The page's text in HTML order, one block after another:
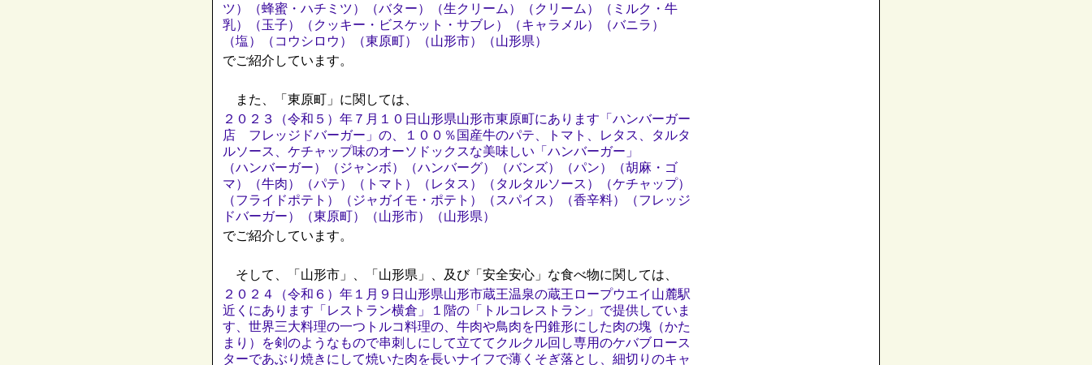
ツ）（蜂蜜・ハチミツ）（バター）（生クリーム）（クリーム）（ミルク・牛
乳）（玉子）（クッキー・ビスケット・サブレ）（キャラメル）（バニラ）
（塩）（コウシロウ）（東原町）（山形市）（山形県）
でご紹介しています。
また、「東原町」に関しては、
２０２３（令和５）年７月１０日山形県山形市東原町にあります「ハンバーガー
店 フレッジドバーガー」の、１００％国産牛のパテ、トマト、レタス、タルタ
ルソース、ケチャップ味のオーソドックスな美味しい「ハンバーガー」
（ハンバーガー）（ジャンボ）（ハンバーグ）（バンズ）（パン）（胡麻・ゴ
マ）（牛肉）（パテ）（トマト）（レタス）（タルタルソース）（ケチャップ）
（フライドポテト）（ジャガイモ・ポテト）（スパイス）（香辛料）（フレッジ
ドバーガー）（東原町）（山形市）（山形県）
でご紹介しています。
そして、「山形市」、「山形県」、及び「安全安心」な食べ物に関しては、
２０２４（令和６）年１月９日山形県山形市蔵王温泉の蔵王ロープウエイ山麓駅
近くにあります「レストラン横倉」１階の「トルコレストラン」で提供していま
す、世界三大料理の一つトルコ料理の、牛肉や鳥肉を円錐形にした肉の塊（かた
まり）を剣のようなもので串刺しにして立ててクルクル回し専用のケバブロース
ターであぶり焼きにして焼いた肉を長いナイフで薄くそぎ落とし、細切りのキャ